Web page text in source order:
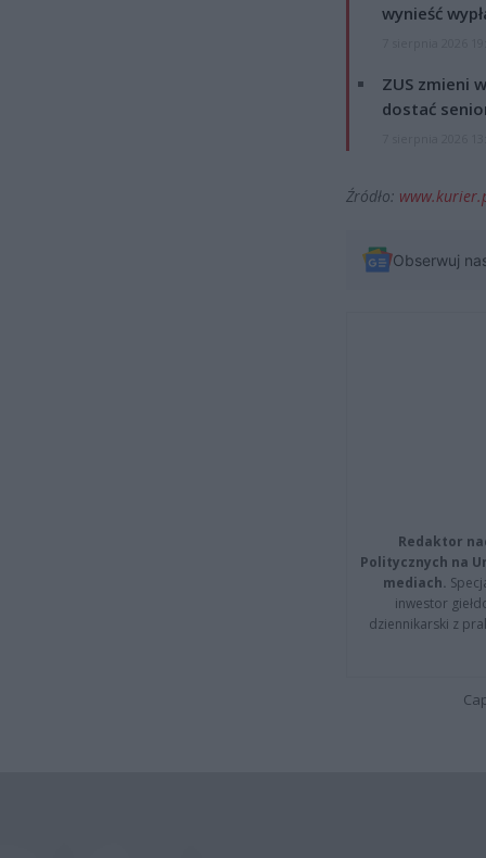
wynieść
ZUS zmieni
dostać
Źródło:
Obserwuj
Redaktor
Politycznych na
mediach.
inwestor
dziennikarski z